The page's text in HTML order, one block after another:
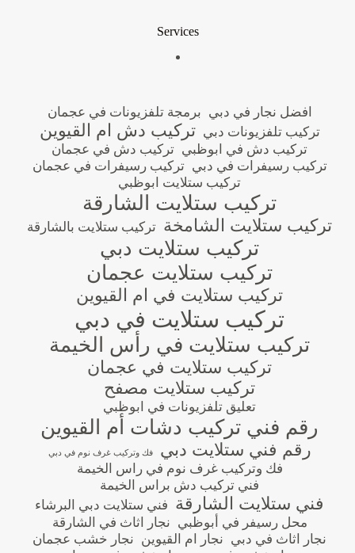
Services
افضل نجار في دبي برمجة تلفزيونات في عجمان
تركيب تلفزيونات دبي تركيب دش ام القيوين
تركيب دش في ابوظبي تركيب دش في عجمان
تركيب رسيفرات في دبي تركيب رسيفرات في عجمان
تركيب ستلايت ابوظبي
تركيب ستلايت الشارقة
تركيب ستلايت الشامخة تركيب ستلايت بالشارقة
تركيب ستلايت دبي
تركيب ستلايت عجمان
تركيب ستلايت في ام القيوين
تركيب ستلايت في دبي
تركيب ستلايت في رأس الخيمة
تركيب ستلايت في عجمان
تركيب ستلايت مصفح
تعليق تلفزيونات في ابوظبي
رقم فني تركيب دشات أم القيوين
رقم فني ستلايت دبي فك وتركيب غرف نوم في دبي
فك وتركيب غرف نوم في راس الخيمة
فني تركيب دش براس الخيمة
فني ستلايت الشارقة فني ستلايت دبي البرشاء
محل رسيفر في أبوظبي نجار اثاث في الشارقة
نجار اثاث في دبي نجار ام القيوين نجار خشب عجمان